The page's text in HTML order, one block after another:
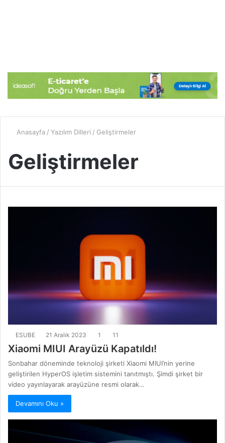
Anasayfa / Yazılım Dilleri / Geliştirmeler
Geliştirmeler
ESUBE 21 Aralık 2023 1 11
Xiaomi MIUI Arayüzü Kapatıldı!
Sonbahar döneminde teknoloji şirketi Xiaomi MIUI’nin yerine
geliştirilen HyperOS işletim sistemini tanıtmıştı. Şimdi şirket bir
video yayınlayarak arayüzüne resmi olarak…
Devamını Oku »